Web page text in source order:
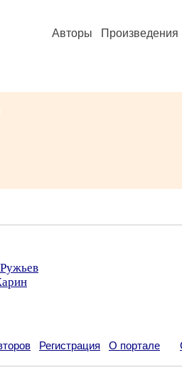
Авторы Произведения
Регистрация О портале